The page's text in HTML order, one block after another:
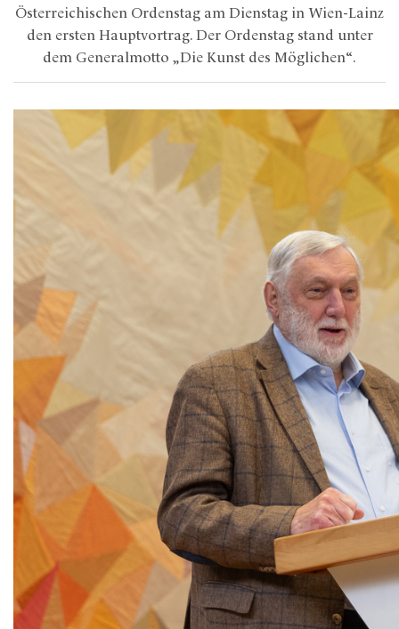
Österreichischen Ordenstag am Dienstag in Wien-Lainz
den ersten Hauptvortrag. Der Ordenstag stand unter
dem Generalmotto „Die Kunst des Möglichen“.